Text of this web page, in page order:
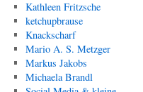
Kathleen Fritzsche
ketchupbrause
Knackscharf
Mario A. S. Metzger
Markus Jakobs
Michaela Brandl